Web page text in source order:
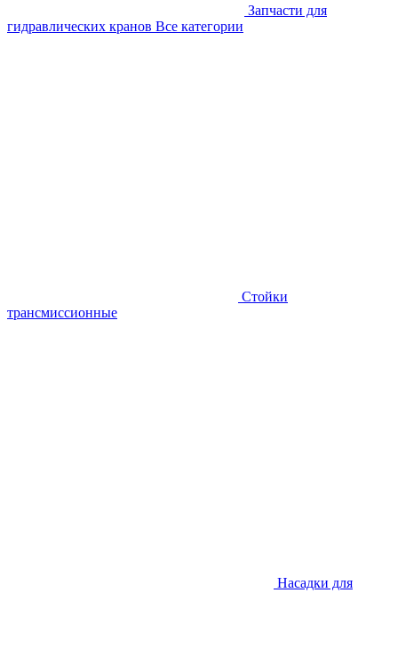
Запчасти для
гидравлических кранов Все категории
Стойки
трансмиссионные
Насадки для